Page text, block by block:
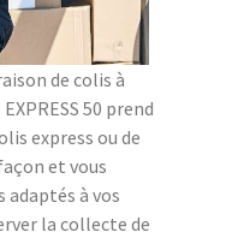
de colis à
50 prend
express ou de
et vous
à vos
la collecte de